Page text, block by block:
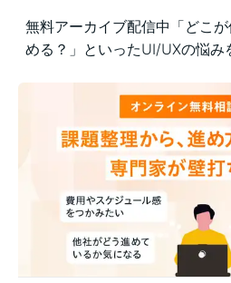
無料アーカイブ配信中「どこ
める？」といったUI/UXの悩み
の意識差に悩む方にもおすす